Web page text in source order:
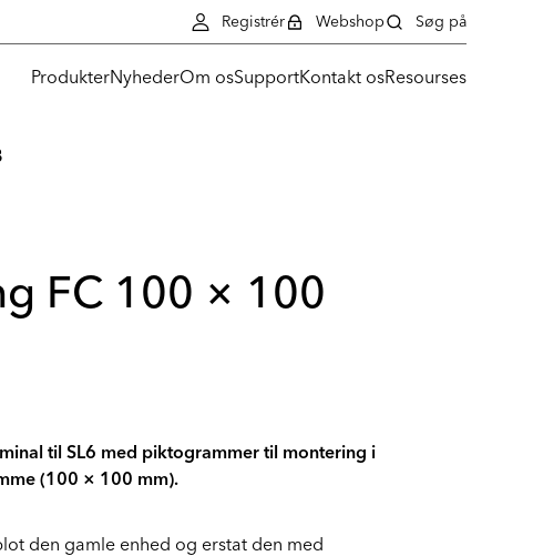
ProdukterNyhederOm osSupportKontakt osResourses
Registrér Webshop Søg på
FC 100 × 100
til SL6 med piktogrammer til montering i
(100 × 100 mm).
den gamle enhed og erstat den med